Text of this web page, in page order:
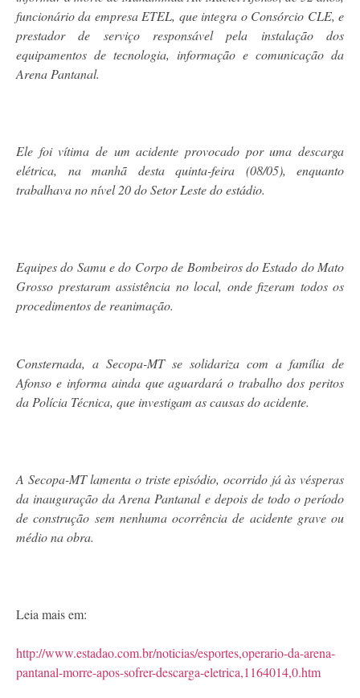
funcionário da empresa ETEL, que integra o Consórcio CLE, e
prestador de serviço responsável pela instalação dos
equipamentos de tecnologia, informação e comunicação da
Arena Pantanal.
Ele foi vítima de um acidente provocado por uma descarga
elétrica, na manhã desta quinta-feira (08/05), enquanto
trabalhava no nível 20 do Setor Leste do estádio.
Equipes do Samu e do Corpo de Bombeiros do Estado do Mato
Grosso prestaram assistência no local, onde fizeram todos os
procedimentos de reanimação.
Consternada, a Secopa-MT se solidariza com a família de
Afonso e informa ainda que aguardará o trabalho dos peritos
da Polícia Técnica, que investigam as causas do acidente.
A Secopa-MT lamenta o triste episódio, ocorrido já às vésperas
da inauguração da Arena Pantanal e depois de todo o período
de construção sem nenhuma ocorrência de acidente grave ou
médio na obra.
Leia mais em:
http://www.estadao.com.br/noticias/esportes,operario-da-arena-
pantanal-morre-apos-sofrer-descarga-eletrica,1164014,0.htm